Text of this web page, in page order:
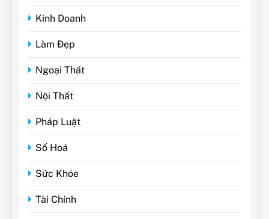
Kinh Doanh
Làm Đẹp
Ngoại Thất
Nội Thất
Pháp Luật
Số Hoá
Sức Khỏe
Tài Chính